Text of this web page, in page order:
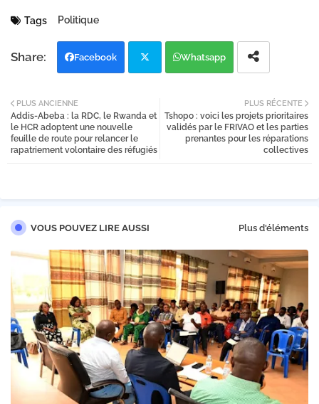
Tags Politique
Facebook
tter
Whatsapp
PLUS RÉCENTE
Tshopo : voici les projets prioritaires
validés par le FRIVAO et les parties
prenantes pour les réparations
collectives
PLUS ANCIENNE
Addis-Abeba : la RDC, le Rwanda et
le HCR adoptent une nouvelle
feuille de route pour relancer le
rapatriement volontaire des réfugiés
VOUS POUVEZ LIRE AUSSI Plus d'éléments